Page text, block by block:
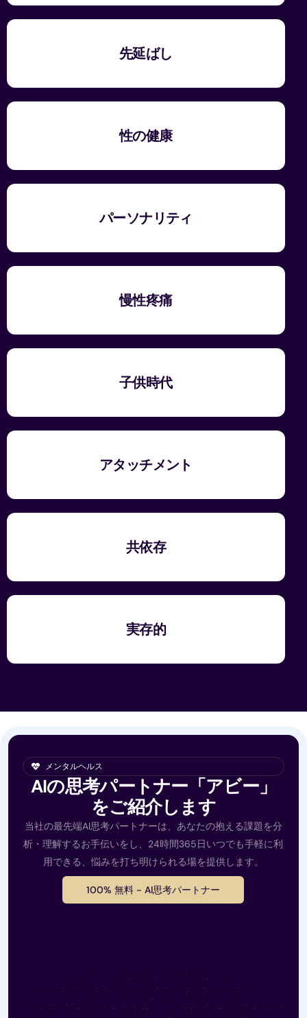
先延ばし
性の健康
パーソナリティ
慢性疼痛
子供時代
アタッチメント
共依存
実存的
メンタルヘルス
AIの思考パートナー「アビー」
をご紹介します
当社の最先端AI思考パートナーは、あなたの抱える課題を分
析・理解するお手伝いをし、24時間365日いつでも手軽に利
用できる、悩みを打ち明けられる場を提供します。
100% 無料 - AI思考パートナー